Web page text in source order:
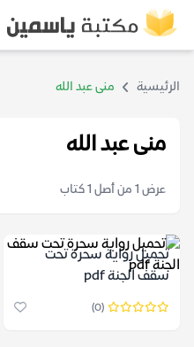
الرئيسية منى عبد الله
منى عبد الله
عرض 1 من أصل 1 كتاب
تحميل رواية سحرة تحت
سقف الجنة pdf
(0)